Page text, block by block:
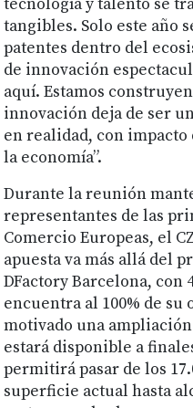
tecnología y talento se
tangibles. Solo este año
patentes dentro del
de innovación
aquí. Estamos
innovación deja de ser
en realidad, con
la economía”.
Durante la reunión
representantes de las
Comercio Europeas, el
apuesta va más allá del
DFactory Barcelona, con
encuentra al 100% de su
motivado una
estará disponible a
permitirá pasar de los
superficie actual hasta